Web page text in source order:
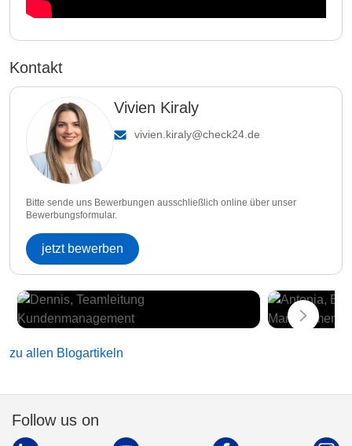
Kontakt
Vivien Kiraly
vivien.kiraly@check24.de
Bitte sende uns Bewerbungen ausschließlich online über unser
Bewerbungsformular.
jetzt bewerben
zu allen Blogartikeln
Follow us on